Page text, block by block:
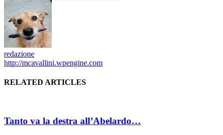
redazione
http://mcavallini.wpengine.com
RELATED ARTICLES
Tanto va la destra all’Abelardo…